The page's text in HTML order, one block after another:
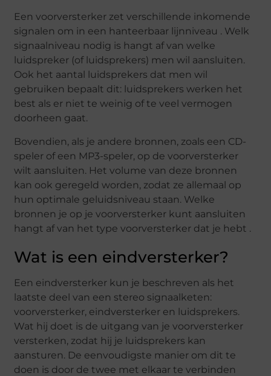
Een voorversterker zet verschillende inkomende
signalen om in een hanteerbaar lijnniveau . Welk
signaalniveau nodig is hangt af van welke
luidspreker (of luidsprekers) men wil aansluiten.
Ook het aantal luidsprekers dat men wil
gebruiken bepaalt dit: luidsprekers werken het
best als er niet te weinig of te veel vermogen
doorheen gaat.
Bovendien, als je andere bronnen, zoals een CD-
speler of een MP3-speler, op de voorversterker
wilt aansluiten. Het volume van deze bronnen
kan ook geregeld worden, zodat ze allemaal op
hun optimale geluidsniveau staan. Welke
bronnen je op je voorversterker kunt aansluiten
hangt af van het type voorversterker dat je hebt .
Wat is een eindversterker?
Een eindversterker kun je beschreven als het
laatste deel van een stereo signaalketen:
voorversterker, eindversterker en luidsprekers.
Wat hij doet is de uitgang van je voorversterker
versterken, zodat hij je luidsprekers kan
aansturen. De eenvoudigste manier om dit te
doen is door de twee met elkaar te verbinden